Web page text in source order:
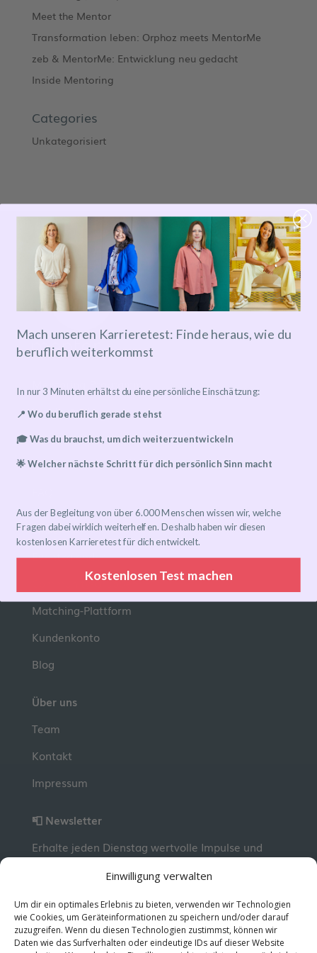
Einwilligung verwalten
Um dir ein optimales Erlebnis zu bieten, verwenden wir Technologien
wie Cookies, um Geräteinformationen zu speichern und/oder darauf
zuzugreifen. Wenn du diesen Technologien zustimmst, können wir
Daten wie das Surfverhalten oder eindeutige IDs auf dieser Website
Meet the Mentor
Transformation leben: Orphoz meets MentorMe
zeb & MentorMe: Entwicklung neu gedacht
Inside Mentoring
Categories
Unkategorisiert
Mentor*in finden
Ablauf
Preise
Links
Eventkalender
Community-Gruppen
Matching-Plattform
Kundenkonto
Blog
Über uns
Team
Kontakt
Impressum
📮 Newsletter
Erhalte jeden Dienstag wertvolle Impulse und
kostenlos abonnieren!
© 2026 MentorMe. Alle Rechte vorbehalten.
Mach unseren Karrieretest: Finde heraus, wie du
beruflich weiterkommst
In nur 3 Minuten erhältst du eine persönliche Einschätzung:
📍 Wo du beruflich gerade stehst
🎓 Was du brauchst, um dich weiterzuentwickeln
🌟 Welcher nächste Schritt für dich persönlich Sinn macht
Aus der Begleitung von über 6.000 Menschen wissen wir, welche
Fragen dabei wirklich weiterhelfen. Deshalb haben wir diesen
kostenlosen Karrieretest für dich entwickelt.
Kostenlosen Test machen